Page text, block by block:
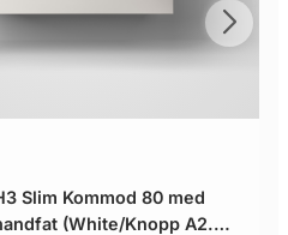
Slim Kommod 80 med
(White/Knopp A2.